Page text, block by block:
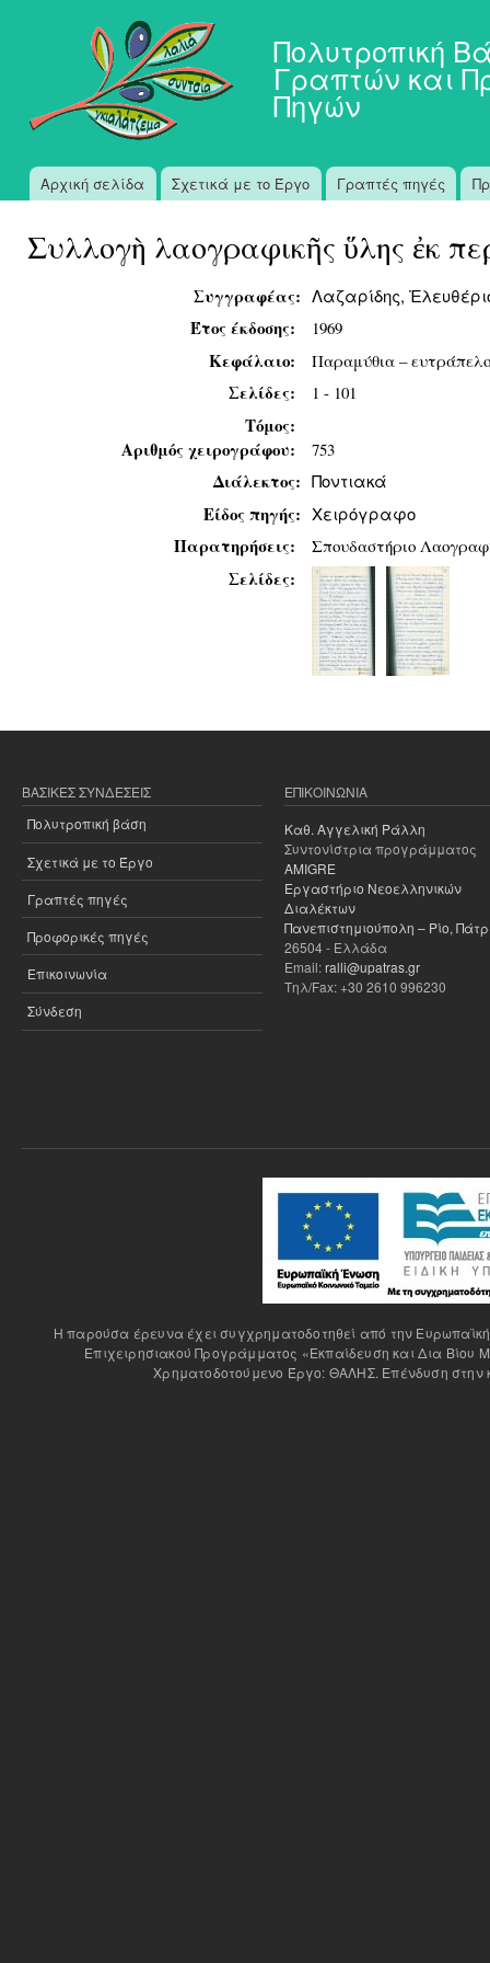
Πολυτροπική
Γραπτών και
Πηγών
Κύριο μενού
Αρχική σελίδα Σχετικά με το Έργο Γραπτές πηγές
Συλλογὴ λαογραφικῆς ὕλης ἐκ
Συγγραφέας: Λαζαρίδης,
Έτος έκδοσης: 1969
Κεφάλαιο: Παραμύθια –
Σελίδες: 1 - 101
Τόμος:
Αριθμός χειρογράφου:
753
Διάλεκτος: Ποντιακά
Είδος πηγής: Χειρόγραφο
Παρατηρήσεις: Σπουδαστήριο
Σελίδες:
ΒΑΣΙΚΈΣ ΣΥΝΔΈΣΕΙΣ
Πολυτροπική βάση
Σχετικά με το Έργο
Γραπτές πηγές
Προφορικές πηγές
Επικοινωνία
Σύνδεση
ΕΠΙΚΟΙΝΩΝΊΑ
Καθ. Αγγελική Ράλλη
Συντονίστρια προγράμματος
AMIGRE
Εργαστήριο Νεοελληνικών
Διαλέκτων
Πανεπιστημιούπολη – Ρίο,
26504 - Ελλάδα
Email:ralli@upatras.gr
Τηλ/Fax: +30 2610 996230
H παρούσα έρευνα έχει συγχρηματοδοτηθεί από την
Επιχειρησιακού Προγράμματος «Εκπαίδευση και Δια Βίου
Χρηματοδοτούμενο Έργο: ΘΑΛΗΣ. Επένδυση στην